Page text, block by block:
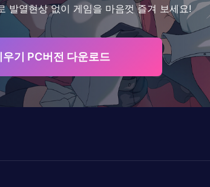
발열현상 없이 게임을 마음껏 즐겨 보세요!
기 PC버전 다운로드